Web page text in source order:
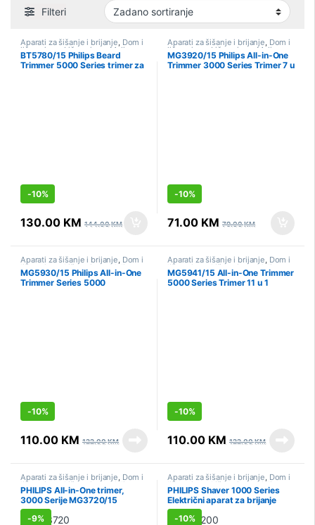
Filteri
Aparati za šišanje i brijanje, Dom i
lična njega,Lična njega Mali
kućanski aparati,Sniženo
BT5780/15 Philips Beard
Trimmer 5000 Series trimer za
-10%
130.00 KM 144.00KM
Aparati za šišanje i brijanje, Dom i
lična njega,Lična njega ,Mali
kućanski aparati,Sniženo
MG3920/15 Philips All-in-One
Trimmer 3000 Series Trimer 7 u
-10%
71.00 KM 79.00KM
Aparati za šišanje i brijanje, Dom i
lična njega,Lična njega ,Mali
kućanski aparati,Sniženo
MG5930/15 Philips All-in-One
Trimmer Series 5000
-10%
110.00 KM 122.00KM
Aparati za šišanje i brijanje, Dom i
lična njega,Lična njega Mali
kućanski aparati,Sniženo
MG5941/15 All-in-One Trimmer
5000 Series Trimer 11 u 1
-10%
110.00 KM 122.00KM
Aparati za šišanje i brijanje, Dom i
lična njega ,Lična njega, Mali
kućanski aparati,Sniženo
PHILIPS All-in-One trimer,
3000 Serije MG3720/15
-9%
Aparati za šišanje i brijanje, Dom i
lična njega, Lična njega ,Mali
kućanski aparati, Sniženo
PHILIPS Shaver 1000 Series
Električni aparat za brijanje
S1142/00
-10%